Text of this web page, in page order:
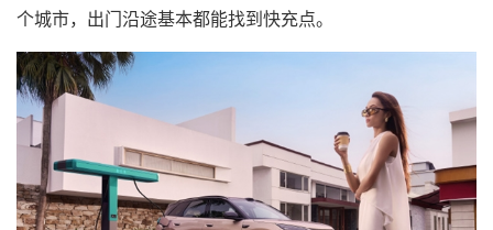
个城市，出门沿途基本都能找到快充点。